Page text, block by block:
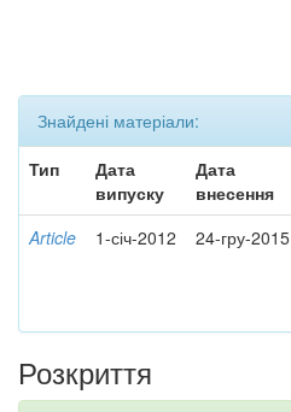
Знайдені матеріали:
Тип
Дата
випуску
Дата
внесення
Article 1-січ-2012 24-гру-2015
Розкриття